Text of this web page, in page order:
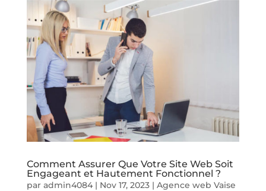
Comment Assurer Que Votre Site Web Soit
Engageant et Hautement Fonctionnel ?
par admin4084| Nov 17, 2023| Agence web Vaise